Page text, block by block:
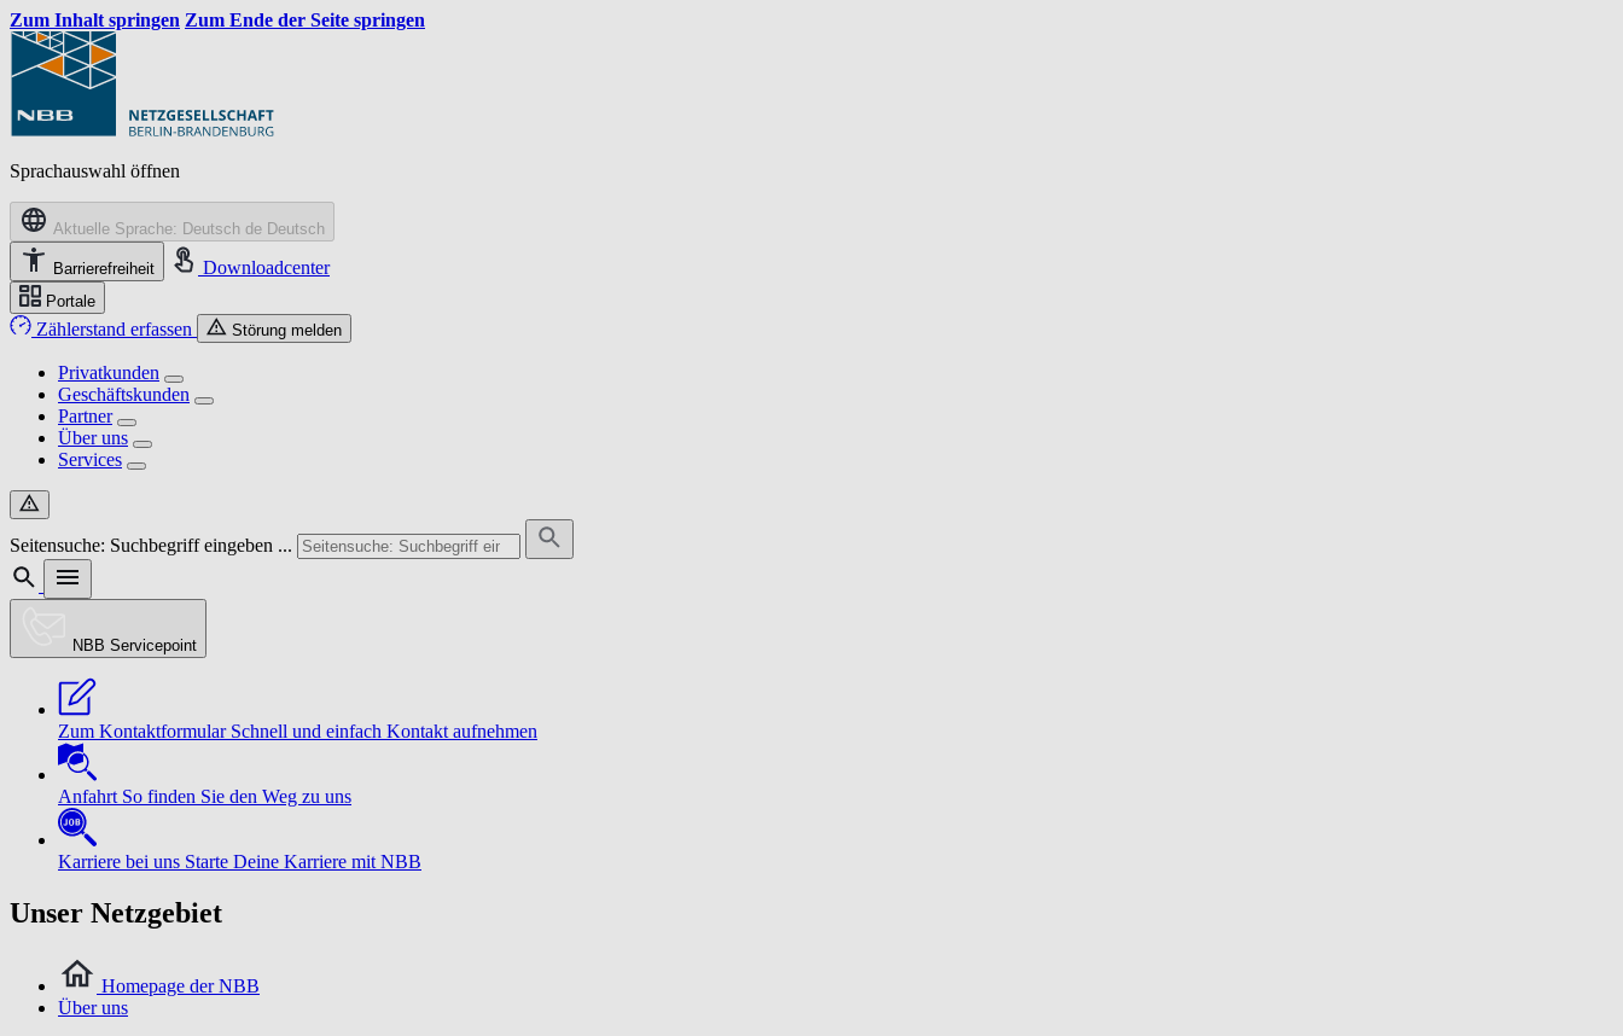
Zum Inhalt springen Zum Ende der Seite springen
Sprachauswahl öffnen
Aktuelle Sprache: Deutsch de Deutsch
Barrierefreiheit Downloadcenter
Portale
Zählerstand erfassen Störung melden
Privatkunden
Geschäftskunden
Partner
Über uns
Services
Seitensuche: Suchbegriff eingeben ...
NBB Servicepoint
Zum Kontaktformular Schnell und einfach Kontakt aufnehmen
Anfahrt So finden Sie den Weg zu uns
Karriere bei uns Starte Deine Karriere mit NBB
Unser Netzgebiet
Homepage der NBB
Über uns